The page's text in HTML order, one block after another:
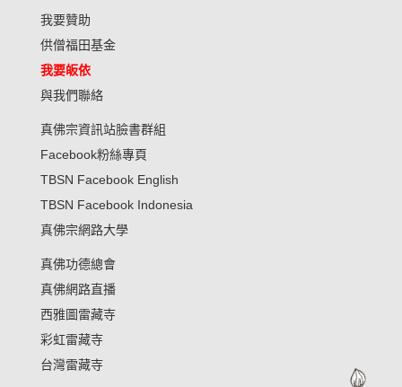
我要贊助
供僧福田基金
我要皈依
與我們聯絡
真佛宗資訊站臉書群組
Facebook粉絲專頁
TBSN Facebook English
TBSN Facebook Indonesia
真佛宗網路大學
真佛功德總會
真佛網路直播
西雅圖雷藏寺
彩虹雷藏寺
台灣雷藏寺